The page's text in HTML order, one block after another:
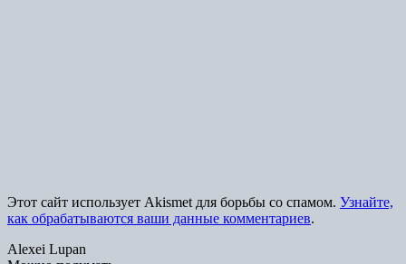
Этот сайт использует Akismet для борьбы со спамом. Узнайте,
как обрабатываются ваши данные комментариев.
Alexei Lupan